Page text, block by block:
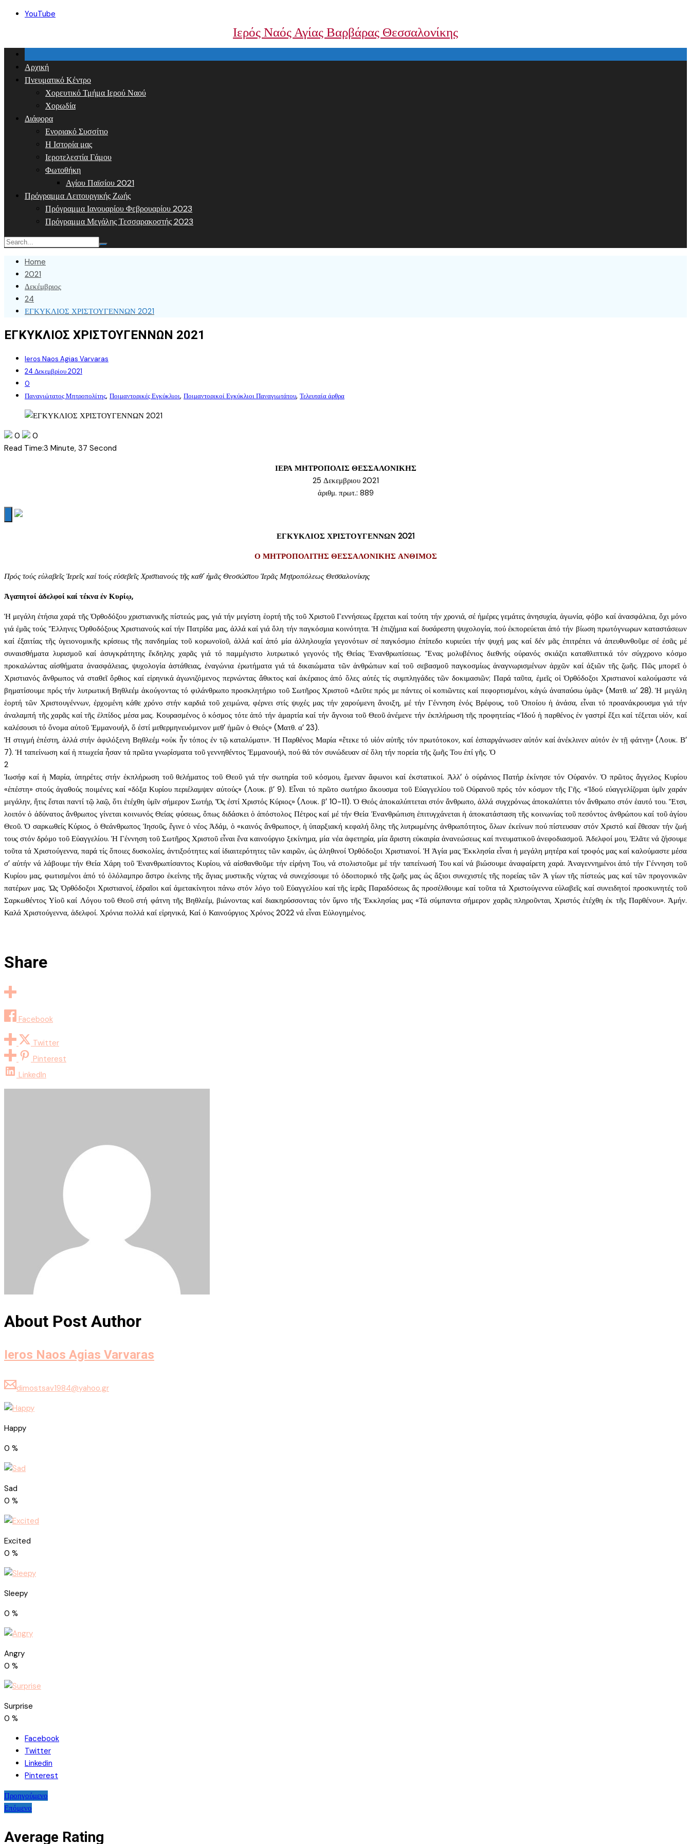
Skip
YouTube
Ιερός Ναός Αγίας Βαρβάρας Θεσσαλονίκης
Αρχική
Πνευματικό Κέντρο
Χορευτικό Τμήμα Ιερού Ναού
Χορωδία
Διάφορα
Ενοριακό Συσσίτιο
Η Ιστορία μας
Ιεροτελεστία Γάμου
Φωτοθήκη
Αγίου Παϊσίου 2021
Πρόγραμμα Λειτουργικής Ζωής
Πρόγραμμα Ιανουαρίου Φεβρουαρίου 2023
Πρόγραμμα Μεγάλης Τεσσαρακοστής 2023
Home
2021
Δεκέμβριος
24
ΕΓΚΥΚΛΙΟΣ ΧΡΙΣΤΟΥΓΕΝΝΩΝ 2021
ΕΓΚΥΚΛΙΟΣ ΧΡΙΣΤΟΥΓΕΝΝΩΝ 2021
Ieros Naos Agias Varvaras
24 Δεκεμβρίου 2021
0
Παναγιώτατος Μητροπολίτης, Ποιμαντορικές Εγκύκλιοι, Ποιμαντορικοί Εγκύκλιοι Παναγιωτάτου, Τελευταία άρθρα
0
0
Read Time:3 Minute, 37 Second
ΙΕΡΑ ΜΗΤΡΟΠΟΛΙΣ ΘΕΣΣΑΛΟΝΙΚΗΣ
25 Δεκεμβριου 2021
ἀριθμ. πρωτ.: 889
ΕΓΚΥΚΛΙΟΣ ΧΡΙΣΤΟΥΓΕΝΝΩΝ 2021
Ο ΜΗΤΡΟΠΟΛΙΤΗΣ ΘΕΣΣΑΛΟΝΙΚΗΣ ΑΝΘΙΜΟΣ
Πρός τούς εὐλαβεῖς Ἱερεῖς καί τούς εὐσεβεῖς Χριστιανούς τῆς καθ’ ἡμᾶς Θεοσώστου Ἱερᾶς Μητροπόλεως Θεσσαλονίκης
Ἀγαπητοί ἀδελφοί καί τέκνα ἐν Κυρίῳ,
Ἡ μεγάλη ἐτήσια χαρά τῆς Ὀρθοδόξου χριστιανικῆς πίστεώς μας, γιά τήν μεγίστη ἑορτή τῆς τοῦ Χριστοῦ Γεννήσεως ἔρχεται καί τούτη τήν χρονιά, σέ ἡμέρες γεμάτες ἀνησυχία, ἀγωνία, φόβο καί ἀνασφάλεια, ὄχι μόνο
γιά ἐμᾶς τούς Ἕλληνες Ὀρθοδόξους Χριστιανούς καί τήν Πατρίδα μας, ἀλλά καί γιά ὅλη τήν παγκόσμια κοινότητα. Ἡ ἐπιζήμια καί δυσάρεστη ψυχολογία, πού ἐκπορεύεται ἀπό τήν βίωση πρωτόγνωρων καταστάσεων
καί έξαιτίας τῆς ὑγειονομικῆς κρίσεως τῆς πανδημίας τοῦ κορωνοϊοῦ, ἀλλά καί ἀπό μία ἀλληλουχία γεγονότων σέ παγκόσμιο ἐπίπεδο κυριεύει τήν ψυχή μας καί δέν μᾶς ἐπιτρέπει νά ἀπευθυνθοῦμε σέ ἐσᾶς μέ
συναισθήματα λυρισμοῦ καί ἀσυγκράτητης ἔκδηλης χαρᾶς γιά τό παμμέγιστο λυτρωτικό γεγονός τῆς Θείας Ἐνανθρωπίσεως. Ἕνας μολυβένιος διεθνής οὐρανός σκιάζει καταθλιπτικά τόν σύγχρονο κόσμο
προκαλώντας αἰσθήματα ἀνασφάλειας, ψυχολογία ἀστάθειας, ἐναγώνια ἐρωτήματα γιά τά δικαιώματα τῶν ἀνθρώπων καί τοῦ σεβασμοῦ παγκοσμίως ἀναγνωρισμένων ἀρχῶν καί ἀξιῶν τῆς ζωῆς. Πῶς μπορεῖ ὁ
Χριστιανός ἄνθρωπος νά σταθεῖ ὄρθιος καί εἰρηνικά ἀγωνιζόμενος περνώντας ἄθικτος καί ἀκέραιος ἀπό ὅλες αὐτές τίς συμπληγάδες τῶν δοκιμασιῶν; Παρά ταῦτα, ἐμεῖς οἱ Ὀρθόδοξοι Χριστιανοί καλούμαστε νά
βηματίσουμε πρός τήν λυτρωτική Βηθλεέμ ἀκούγοντας τό φιλάνθρωπο προσκλητήριο τοῦ Σωτῆρος Χριστοῦ «Δεῦτε πρός με πάντες οἱ κοπιῶντες καί πεφορτισμένοι, κἀγώ ἀναπαύσω ὑμᾶς» (Ματθ. ια’ 28). Ἡ μεγάλη
ἑορτή τῶν Χριστουγέννων, ἐρχομένη κάθε χρόνο στήν καρδιά τοῦ χειμώνα, φέρνει στίς ψυχές μας τήν χαρούμενη ἄνοιξη, μέ τήν Γέννηση ἑνός Βρέφους, τοῦ Ὁποίου ἡ ἀνάσα, εἶναι τό προανάκρουσμα γιά τήν
ἀναλαμπή τῆς χαρᾶς καί τῆς ἐλπίδος μέσα μας. Κουρασμένος ὁ κόσμος τότε ἀπό τήν ἁμαρτία καί τήν ἄγνοια τοῦ Θεοῦ ἀνέμενε τήν ἐκπλήρωση τῆς προφητείας «Ἰδού ἡ παρθένος ἐν γαστρί ἕξει καί τέξεται υἱόν, καί
καλέσουσι τό ὄνομα αὐτοῦ Ἐμμανουήλ, ὅ ἐστί μεθερμηνευόμενον μεθ’ ἡμῶν ὁ Θεός» (Ματθ. α’ 23).
Ἡ στιγμή ἐπέστη, ἀλλά στήν ἀφιλόξενη Βηθλεέμ «οὐκ ἦν τόπος ἐν τῷ καταλύματι». Ἡ Παρθένος Μαρία «ἔτεκε τό υἱόν αὐτῆς τόν πρωτότοκον, καί ἐσπαργάνωσεν αὐτόν καί ἀνέκλινεν αὐτόν ἐν τῇ φάτνῃ» (Λουκ. Β’
7). Ἡ ταπείνωση καί ἡ πτωχεία ἦσαν τά πρῶτα γνωρίσματα τοῦ γεννηθέντος Ἐμμανουήλ, πού θά τόν συνώδευαν σέ ὅλη τήν πορεία τῆς ζωῆς Του ἐπί γῆς. Ὁ
2
Ἰωσήφ καί ἡ Μαρία, ὑπηρέτες στήν ἐκπλήρωση τοῦ θελήματος τοῦ Θεοῦ γιά τήν σωτηρία τοῦ κόσμου, ἔμεναν ἄφωνοι καί ἐκστατικοί. Ἀλλ’ ὁ οὐράνιος Πατήρ ἐκίνησε τόν Οὐρανόν. Ὁ πρῶτος ἄγγελος Κυρίου
«ἐπέστη» στούς ἀγαθούς ποιμένες καί «δόξα Κυρίου περιέλαμψεν αὐτούς» (Λουκ. β’ 9). Εἶναι τό πρῶτο σωτήριο ἄκουσμα τοῦ Εὐαγγελίου τοῦ Οὐρανοῦ πρός τόν κόσμον τῆς Γῆς. «Ἰδού εὐαγγελίζομαι ὑμῖν χαράν
μεγάλην, ἥτις ἔσται παντί τῷ λαῷ, ὅτι ἐτέχθη ὑμῖν σήμερον Σωτήρ, Ὅς ἐστί Χριστός Κύριος» (Λουκ. β’ 10-11). Ὁ Θεός ἀποκαλύπτεται στόν ἄνθρωπο, ἀλλά συγχρόνως ἀποκαλύπτει τόν ἄνθρωπο στόν ἑαυτό του. Ἔτσι,
λοιπόν ὁ ἀδύνατος ἄνθρωπος γίνεται κοινωνός Θείας φύσεως, ὅπως διδάσκει ὁ ἀπόστολος Πέτρος καί μέ τήν Θεία Ἐνανθρώπιση ἐπιτυγχάνεται ἡ ἀποκατάσταση τῆς κοινωνίας τοῦ πεσόντος ἀνθρώπου καί τοῦ ἁγίου
Θεοῦ. Ὁ σαρκωθείς Κύριος, ὁ Θεάνθρωπος Ἰησοῦς, ἔγινε ὁ νέος Ἀδάμ, ὁ «καινός ἄνθρωπος», ἡ ὑπαρξιακή κεφαλή ὅλης τῆς λυτρωμένης ἀνθρωπότητος, ὅλων ἐκείνων πού πίστευσαν στόν Χριστό καί ἔθεσαν τήν ζωή
τους στόν δρόμο τοῦ Εὐαγγελίου. Ἡ Γέννηση τοῦ Σωτῆρος Χριστοῦ εἶναι ἕνα καινούργιο ξεκίνημα, μία νέα ἀφετηρία, μία ἄριστη εὐκαιρία ἀνανεώσεως καί πνευματικοῦ ἀνεφοδιασμοῦ. Ἀδελφοί μου, Ἐλᾶτε νά ζήσουμε
τοῦτα τά Χριστούγεννα, παρά τίς ὅποιες δυσκολίες, ἀντιξοότητες καί ἰδιαιτερότητες τῶν καιρῶν, ὡς ἀληθινοί Ὀρθόδοξοι Χριστιανοί. Ἡ Ἁγία μας Ἐκκλησία εἶναι ἡ μεγάλη μητέρα καί τροφός μας καί καλούμαστε μέσα
σ’ αὐτήν νά λάβουμε τήν Θεία Χάρη τοῦ Ἐνανθρωπίσαντος Κυρίου, νά αἰσθανθοῦμε τήν εἰρήνη Του, νά στολιστοῦμε μέ τήν ταπείνωσή Του καί νά βιώσουμε ἀναφαίρετη χαρά. Ἀναγεννημένοι ἀπό τήν Γέννηση τοῦ
Κυρίου μας, φωτισμένοι ἀπό τό ὁλόλαμπρο ἄστρο ἐκείνης τῆς ἅγιας μυστικῆς νύχτας νά συνεχίσουμε τό ὁδοιπορικό τῆς ζωῆς μας ὡς ἄξιοι συνεχιστές τῆς πορείας τῶν Ἁ γίων τῆς πίστεώς μας καί τῶν προγονικῶν
πατέρων μας. Ὡς Ὀρθόδοξοι Χριστιανοί, ἑδραῖοι καί ἀμετακίνητοι πάνω στόν λόγο τοῦ Εὐαγγελίου καί τῆς ἱερᾶς Παραδόσεως ἄς προσέλθουμε καί τοῦτα τά Χριστούγεννα εὐλαβεῖς καί συνειδητοί προσκυνητές τοῦ
Σαρκωθέντος Υἱοῦ καί Λόγου τοῦ Θεοῦ στή φάτνη τῆς Βηθλεέμ, βιώνοντας καί διακηρύσσοντας τόν ὕμνο τῆς Ἐκκλησίας μας «Τά σύμπαντα σήμερον χαρᾶς πληροῦνται, Χριστός ἐτέχθη ἐκ τῆς Παρθένου». Ἀμήν.
Καλά Χριστούγεννα, ἀδελφοί. Χρόνια πολλά καί εἰρηνικά, Καί ὁ Καινούργιος Χρόνος 2022 νά εἶναι Εὐλογημένος.
Share
Facebook
Twitter
Pinterest
LinkedIn
About Post Author
Ieros Naos Agias Varvaras
dimostsav1984@yahoo.gr
Happy
0 %
Sad
0 %
Excited
0 %
Sleepy
0 %
Angry
0 %
Surprise
0 %
Facebook
Twitter
Linkedin
Pinterest
Πλοήγηση
άρθρων
Προηγούμενο
Επόμενο
Average Rating